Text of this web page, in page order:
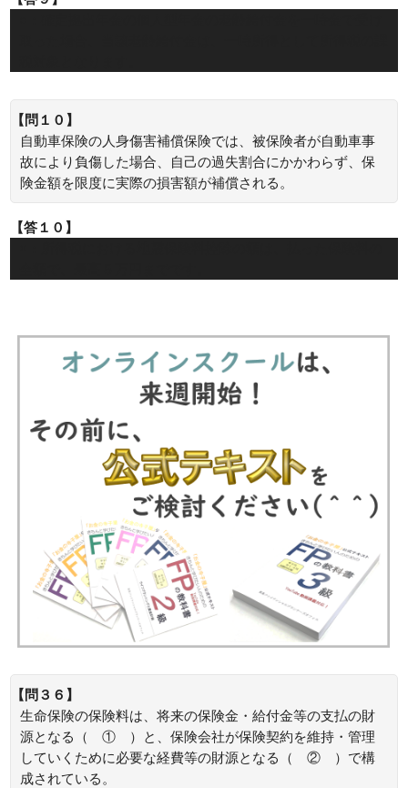
【問１０】
自動車保険の人身傷害補償保険では、被保険者が自動車事
故により負傷した場合、自己の過失割合にかかわらず、保
険金額を限度に実際の損害額が補償される。
【答１０】
【問３６】
生命保険の保険料は、将来の保険金・給付金等の支払の財
源となる（ ① ）と、保険会社が保険契約を維持・管理
していくために必要な経費等の財源となる（ ② ）で構
成されている。